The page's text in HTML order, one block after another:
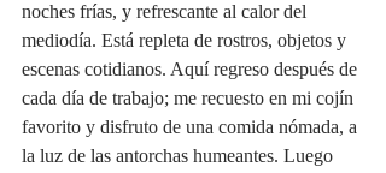
noches frías, y refrescante al calor del
mediodía. Está repleta de rostros, objetos y
escenas cotidianos. Aquí regreso después de
cada día de trabajo; me recuesto en mi cojín
favorito y disfruto de una comida nómada, a
la luz de las antorchas humeantes. Luego